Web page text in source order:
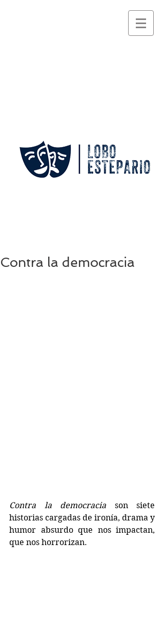
Contra la democracia
Contra la democracia son siete
historias cargadas de ironía, drama y
humor absurdo que nos impactan,
que nos horrorizan.